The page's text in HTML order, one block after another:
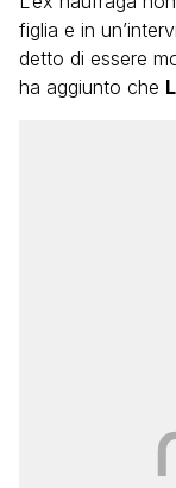
figlia e in
detto di essere
ha aggiunto che